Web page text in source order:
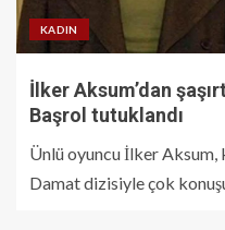
KADIN
İlker Aksum’dan
Başrol tutuklandı
Ünlü oyuncu İlker Aksum,
Damat dizisiyle çok